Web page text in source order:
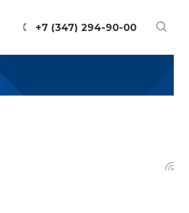
+7 (347) 294-90-00